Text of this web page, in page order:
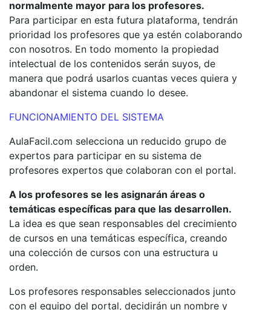
normalmente mayor para los profesores.
Para participar en esta futura plataforma, tendrán
prioridad los profesores que ya estén colaborando
con nosotros. En todo momento la propiedad
intelectual de los contenidos serán suyos, de
manera que podrá usarlos cuantas veces quiera y
abandonar el sistema cuando lo desee.
FUNCIONAMIENTO DEL SISTEMA
AulaFacil.com selecciona un reducido grupo de
expertos para participar en su sistema de
profesores expertos que colaboran con el portal.
A los profesores se les asignarán áreas o
temáticas específicas para que las desarrollen.
La idea es que sean responsables del crecimiento
de cursos en una temáticas específica, creando
una colección de cursos con una estructura u
orden.
Los profesores responsables seleccionados junto
con el equipo del portal, decidirán un nombre y